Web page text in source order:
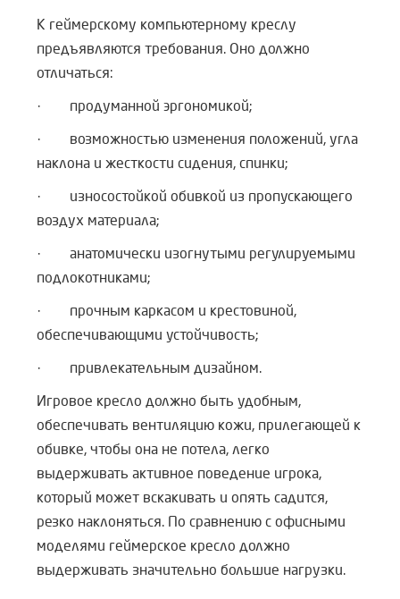
К геймерскому компьютерному креслу
предъявляются требования. Оно должно
отличаться:
· продуманной эргономикой;
· возможностью изменения положений, угла
наклона и жесткости сидения, спинки;
· износостойкой обивкой из пропускающего
воздух материала;
· анатомически изогнутыми регулируемыми
подлокотниками;
· прочным каркасом и крестовиной,
обеспечивающими устойчивость;
· привлекательным дизайном.
Игровое кресло должно быть удобным,
обеспечивать вентиляцию кожи, прилегающей к
обивке, чтобы она не потела, легко
выдерживать активное поведение игрока,
который может вскакивать и опять садится,
резко наклоняться. По сравнению с офисными
моделями геймерское кресло должно
выдерживать значительно большие нагрузки.